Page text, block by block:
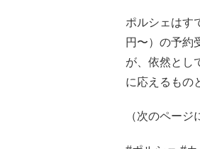
ポルシェはす
円〜）の予約
が、依然とし
に応えるもの
（次のページ